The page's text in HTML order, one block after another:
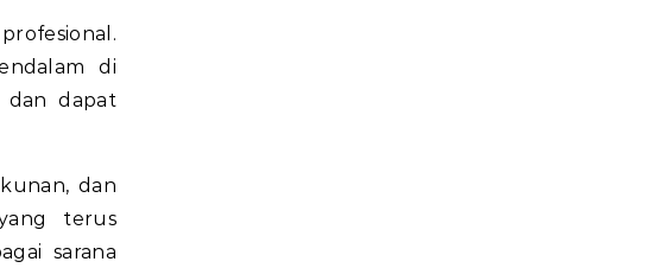
di
dan dapat
dan
terus
sarana